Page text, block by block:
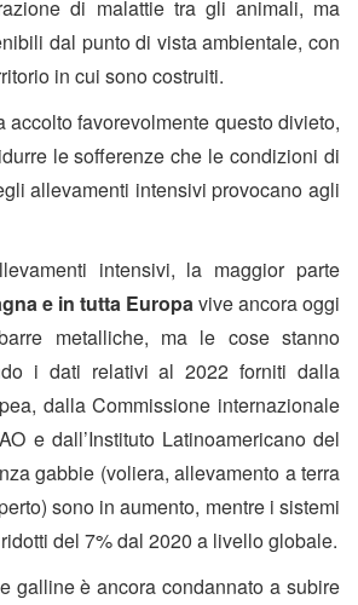
di malattie tra gli animali, ma
dal punto di vista ambientale, con
in cui sono costruiti.
accolto favorevolmente questo divieto,
le sofferenze che le condizioni di
allevamenti intensivi provocano agli
intensivi, la maggior parte
e in tutta Europavive ancora oggi
metalliche, ma le cose stanno
i dati relativi al 2022 forniti dalla
dalla Commissione internazionale
e dall’Instituto Latinoamericano del
gabbie (voliera, allevamento a terra
sono in aumento, mentre i sistemi
del 7% dal 2020 a livello globale.
galline è ancora condannato a subire